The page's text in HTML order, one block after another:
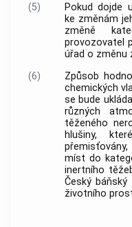
(5)
Pokud dojde
ke změnám
změně
provozovatel
úřad o změnu
(6)
Způsob
chemických
se bude
různých
těženého
hlušiny,
míst do
inertního
Český
životního